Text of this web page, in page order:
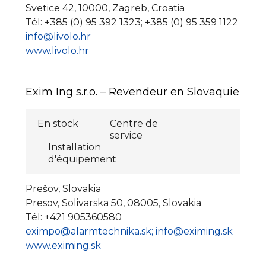
Svetice 42, 10000, Zagreb, Croatia
Tél: +385 (0) 95 392 1323; +385 (0) 95 359 1122
info@livolo.hr
www.livolo.hr
Exim Ing s.r.o. – Revendeur en Slovaquie
En stock
Centre de
service
Installation
d'équipement
Prešov, Slovakia
Presov, Solivarska 50, 08005, Slovakia
Tél: +421 905360580
eximpo@alarmtechnika.sk; info@eximing.sk
www.eximing.sk